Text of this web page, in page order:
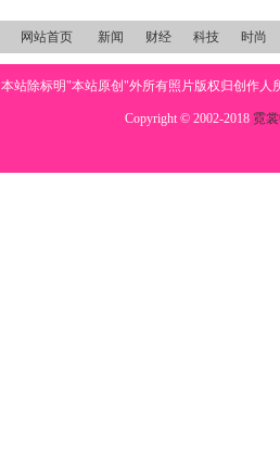
网站首页 新闻 财经 科技 时尚
本站除标明"本站原创"外所有照片版权归创作
Copyright © 2002-2018 霓